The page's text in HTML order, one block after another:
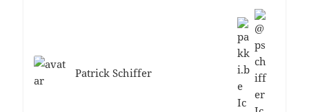
Patrick Schiffer